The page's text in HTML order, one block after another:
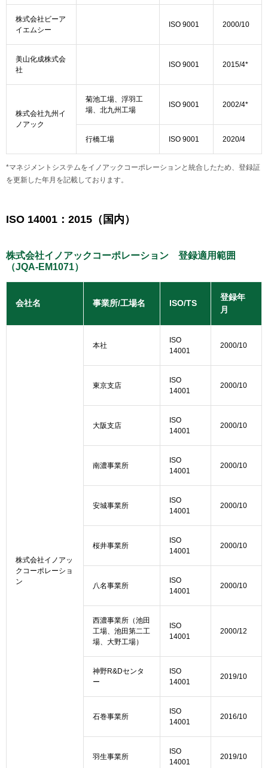
株式会社ビーア
イエムシー
ISO 9001 2000/10
美山化成株式会
社
ISO 9001 2015/4*
株式会社九州イ
ノアック
菊池工場、浮羽工
場、北九州工場
ISO 9001 2002/4*
行橋工場 ISO 9001 2020/4
*マネジメントシステムをイノアックコーポレーションと統合したため、登録証
を更新した年月を記載しております。
ISO 14001：2015（国内）
株式会社イノアックコーポレーション 登録適用範囲
（JQA-EM1071）
会社名 事業所/工場名 ISO/TS
登録年
月
株式会社イノアッ
クコーポレーショ
ン
本社
ISO
14001
2000/10
東京支店
ISO
14001
2000/10
大阪支店
ISO
14001
2000/10
南濃事業所
ISO
14001
2000/10
安城事業所
ISO
14001
2000/10
桜井事業所
ISO
14001
2000/10
八名事業所
ISO
14001
2000/10
西濃事業所（池田
工場、池田第二工
場、大野工場）
ISO
14001
2000/12
神野R&Dセンタ
ー
ISO
14001
2019/10
石巻事業所
ISO
14001
2016/10
羽生事業所
ISO
14001
2019/10